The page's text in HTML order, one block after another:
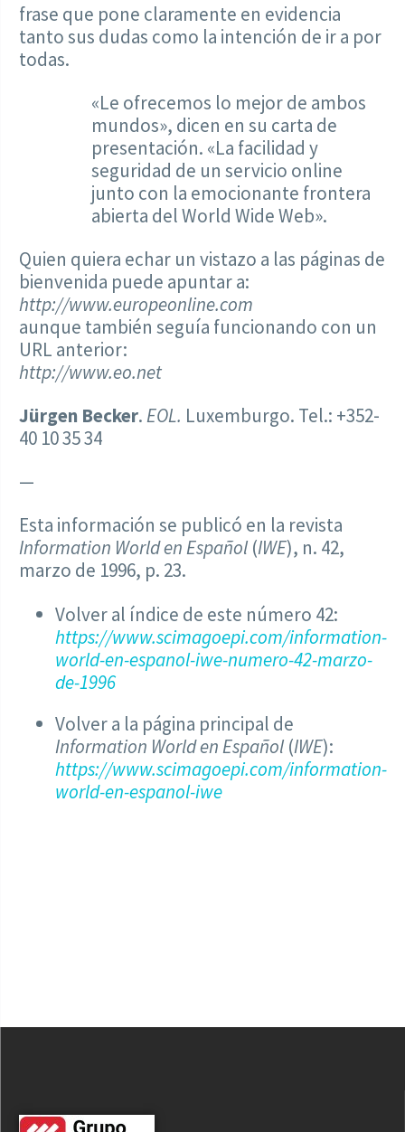
frase que pone claramente en evidencia
tanto sus dudas como la intención de ir a por
todas.
«Le ofrecemos lo mejor de ambos
mundos», dicen en su carta de
presentación. «La facilidad y
seguridad de un servicio online
junto con la emocionante frontera
abierta del World Wide Web».
Quien quiera echar un vistazo a las páginas de
bienvenida puede apuntar a:
http://www.europeonline.com
aunque también seguía funcionando con un
URL anterior:
http://www.eo.net
Jürgen Becker.EOL. Luxemburgo. Tel.: +352-
40 10 35 34
—
Esta información se publicó en la revista
Information World en Español (IWE), n. 42,
marzo de 1996, p. 23.
Volver al índice de este número 42:
https://www.scimagoepi.com/information-
world-en-espanol-iwe-numero-42-marzo-
de-1996
Volver a la página principal de
Information World en Español (IWE):
https://www.scimagoepi.com/information-
world-en-espanol-iwe